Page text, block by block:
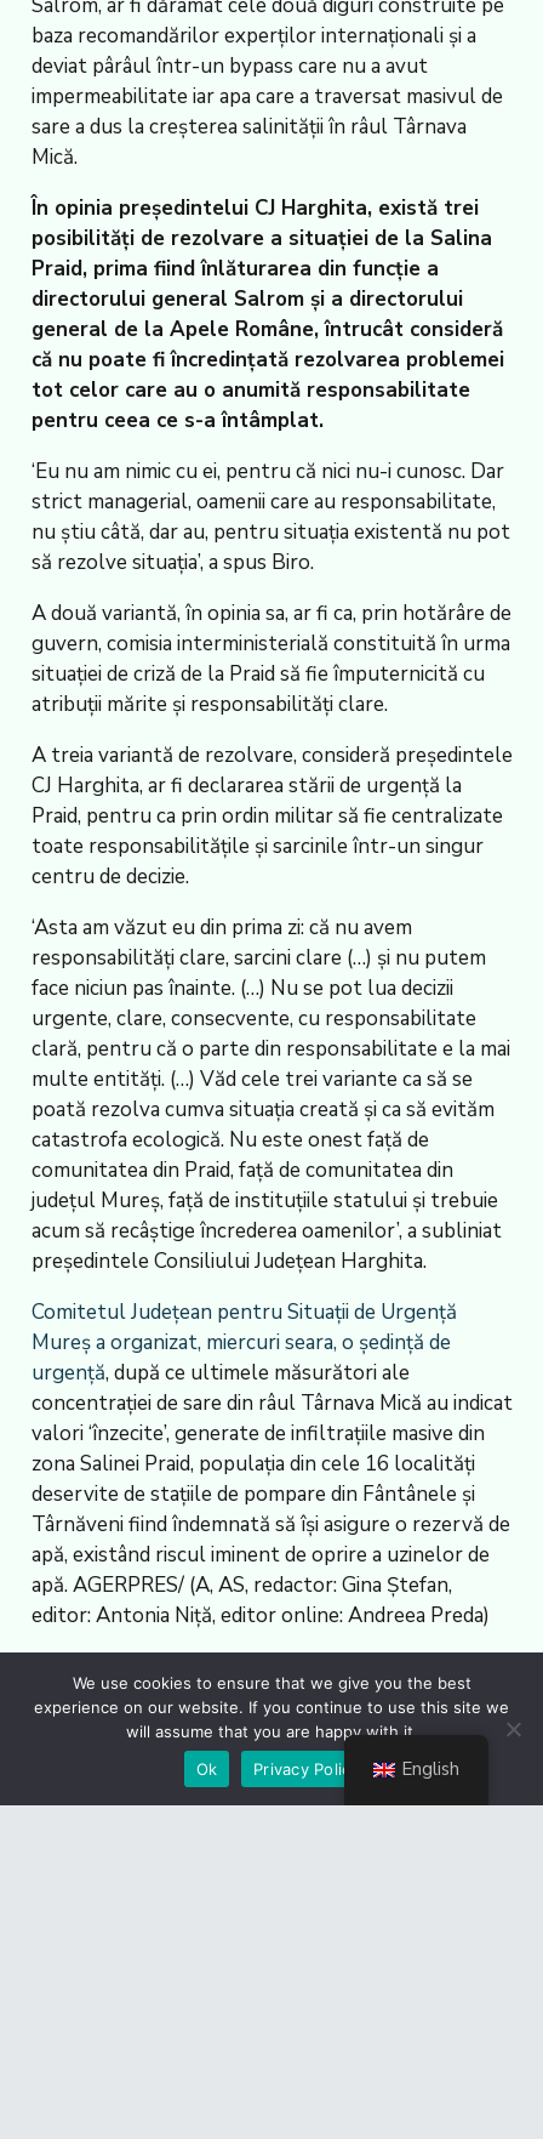
baza recomandărilor experților internaționali și a
deviat pârâul într-un bypass care nu a avut
impermeabilitate iar apa care a traversat masivul de
sare a dus la creșterea salinității în râul Târnava
Mică.
În opinia președintelui CJ Harghita, există trei
posibilități de rezolvare a situației de la Salina
Praid, prima fiind înlăturarea din funcție a
directorului general Salrom și a directorului
general de la Apele Române, întrucât consideră
că nu poate fi încredințată rezolvarea problemei
tot celor care au o anumită responsabilitate
pentru ceea ce s-a întâmplat.
‘Eu nu am nimic cu ei, pentru că nici nu-i cunosc. Dar
strict managerial, oamenii care au responsabilitate,
nu știu câtă, dar au, pentru situația existentă nu pot
să rezolve situația’, a spus Biro.
A două variantă, în opinia sa, ar fi ca, prin hotărâre de
guvern, comisia interministerială constituită în urma
situației de criză de la Praid să fie împuternicită cu
atribuții mărite și responsabilități clare.
A treia variantă de rezolvare, consideră președintele
CJ Harghita, ar fi declararea stării de urgență la
Praid, pentru ca prin ordin militar să fie centralizate
toate responsabilitățile și sarcinile într-un singur
centru de decizie.
‘Asta am văzut eu din prima zi: că nu avem
responsabilități clare, sarcini clare (…) și nu putem
face niciun pas înainte. (…) Nu se pot lua decizii
urgente, clare, consecvente, cu responsabilitate
clară, pentru că o parte din responsabilitate e la mai
multe entități. (…) Văd cele trei variante ca să se
poată rezolva cumva situația creată și ca să evităm
catastrofa ecologică. Nu este onest față de
comunitatea din Praid, față de comunitatea din
județul Mureș, față de instituțiile statului și trebuie
acum să recâștige încrederea oamenilor’, a subliniat
președintele Consiliului Județean Harghita.
Comitetul Județean pentru Situații de Urgență
Mureș a organizat, miercuri seara, o ședință de
urgență, după ce ultimele măsurători ale
concentrației de sare din râul Târnava Mică au indicat
valori ‘înzecite’, generate de infiltrațiile masive din
zona Salinei Praid, populația din cele 16 localități
deservite de stațiile de pompare din Fântânele și
Târnăveni fiind îndemnată să își asigure o rezervă de
apă, existând riscul iminent de oprire a uzinelor de
apă. AGERPRES/ (A, AS, redactor: Gina Ștefan,
editor: Antonia Niță, editor online: Andreea Preda)
Sursa
articolului:https://agerpres.ro/administratie/2025/06/
presedintele-cj-sustine-ca-la-praid-s-au-executat-
lucrari-care-au-dus-la-cresterea-salinita–1458565
English
We use cookies to ensure that we give you the best
experience on our website. If you continue to use this site we
will assume that you are happy with it.
Ok
Privacy Policy